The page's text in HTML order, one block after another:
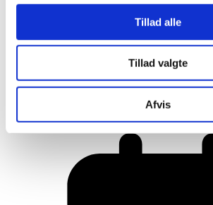
Tillad alle
Tillad valgte
Afvis
Her er alle vinderne fra årets
Rainbow Awards